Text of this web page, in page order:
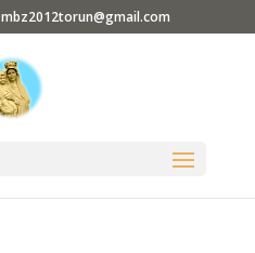
mbz2012torun@gmail.com